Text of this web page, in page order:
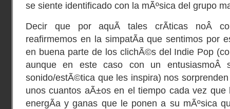
se siente identificado con la mÃºsica del grupo
Decir que por aquÃ­ tales crÃ­ticas noÂ
reafirmemos en la simpatÃ­a que sentimos por
en buena parte de los clichÃ©s del Indie Pop
aunque en este caso con un entusiasmoÂ
sonido/estÃ©tica que les inspira) nos
unos cuantos aÃ±os en el tiempo cada vez
energÃ­a y ganas que le ponen a su mÃºsica